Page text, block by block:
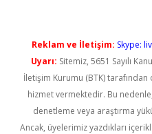
Reklam ve İletişim: Skype:
Uyarı: Sitemiz, 5651 Sayılı
İletişim Kurumu (BTK) tarafından
hizmet vermektedir. Bu
denetleme veya araştırma
Ancak, üyelerimiz yazdıkları